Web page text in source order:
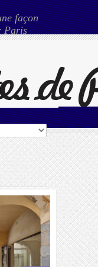
façon
Paris